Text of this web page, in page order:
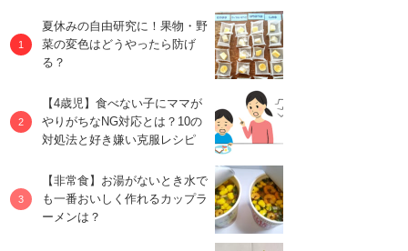
夏休みの自由研究に！果物・野
菜の変色はどうやったら防げ
る？
【4歳児】食べない子にママが
やりがちなNG対応とは？10の
対処法と好き嫌い克服レシピ
【非常食】お湯がないとき水で
も一番おいしく作れるカップラ
ーメンは？